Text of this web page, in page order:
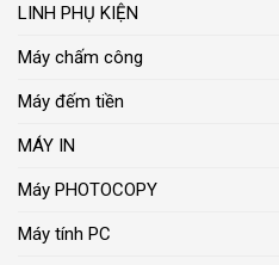
LINH PHỤ KIỆN
Máy chấm công
Máy đếm tiền
MÁY IN
Máy PHOTOCOPY
Máy tính PC